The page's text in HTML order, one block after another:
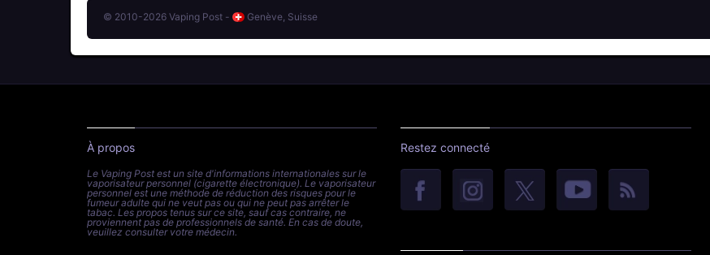
© 2010-2026 Vaping Post - Genève, Suisse
À propos
Le Vaping Post est un site d'informations internationales sur le
vaporisateur personnel (cigarette électronique). Le vaporisateur
personnel est une méthode de réduction des risques pour le
fumeur adulte qui ne veut pas ou qui ne peut pas arrêter le
tabac. Les propos tenus sur ce site, sauf cas contraire, ne
proviennent pas de professionnels de santé. En cas de doute,
veuillez consulter votre médecin.
Restez connecté